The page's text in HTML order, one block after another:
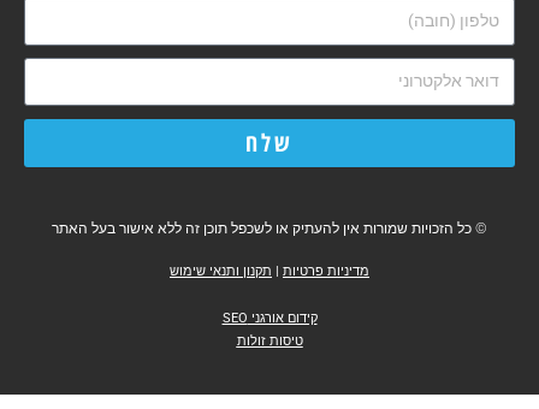
שלח
© כל הזכויות שמורות אין להעתיק או לשכפל תוכן זה ללא אישור בעל האתר
מדיניות פרטיות | תקנון ותנאי שימוש
קידום אורגני SEO
טיסות זולות